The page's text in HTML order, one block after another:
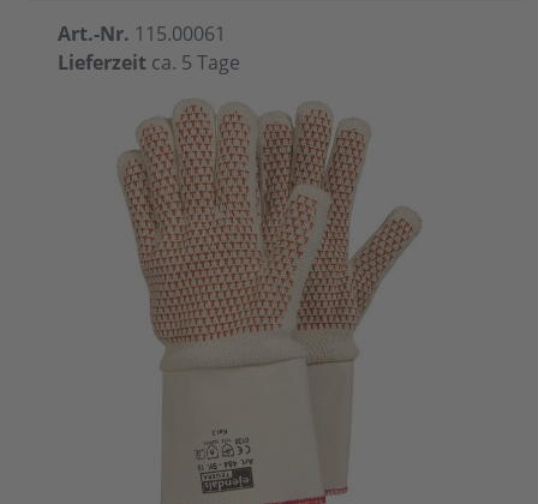
Art.-Nr. 115.00061
Lieferzeit ca. 5 Tage